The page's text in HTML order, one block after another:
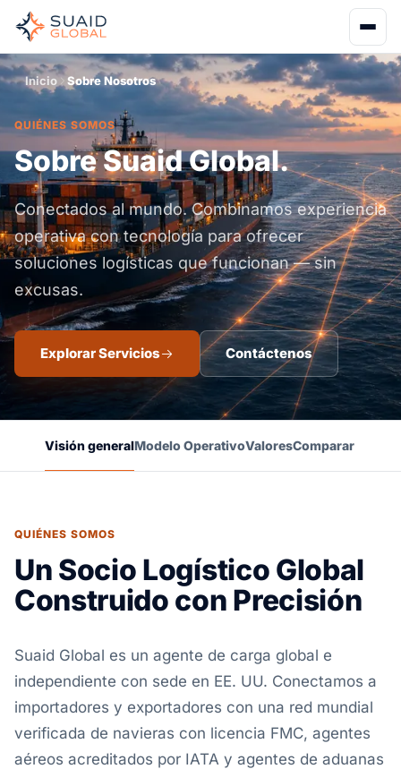
Inicio Sobre Nosotros
QUIÉNES SOMOS
Sobre Suaid Global.
Conectados al mundo. Combinamos experiencia
operativa con tecnología para ofrecer
soluciones logísticas que funcionan — sin
excusas.
Explorar Servicios Contáctenos
Visión generalModelo OperativoValoresComparar
QUIÉNES SOMOS
Un Socio Logístico Global
Construido con Precisión
Suaid Global es un agente de carga global e
independiente con sede en EE. UU. Conectamos a
importadores y exportadores con una red mundial
verificada de navieras con licencia FMC, agentes
aéreos acreditados por IATA y agentes de aduanas